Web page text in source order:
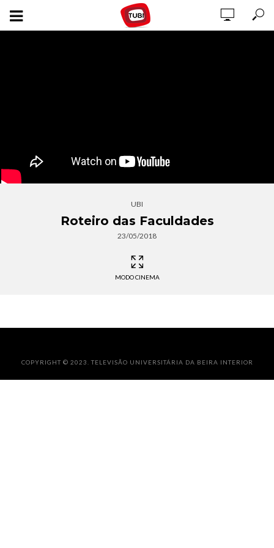
UBI
Roteiro das Faculdades
23/05/2018
MODO CINEMA
COPYRIGHT © 2023. TELEVISÃO UNIVERSITÁRIA DA BEIRA INTERIOR